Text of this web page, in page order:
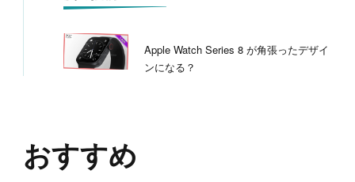
Apple Watch Series 8 が角張ったデザイ
ンになる？
おすすめ